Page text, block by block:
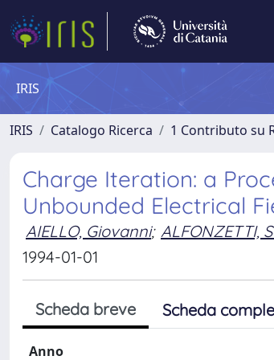
IRIS
IRIS Catalogo Ricerca 1 Contributo su
Charge Iteration: a
Unbounded Electrical
AIELLO, Giovanni; ALFONZETTI,
1994-01-01
Scheda breve Scheda
Anno